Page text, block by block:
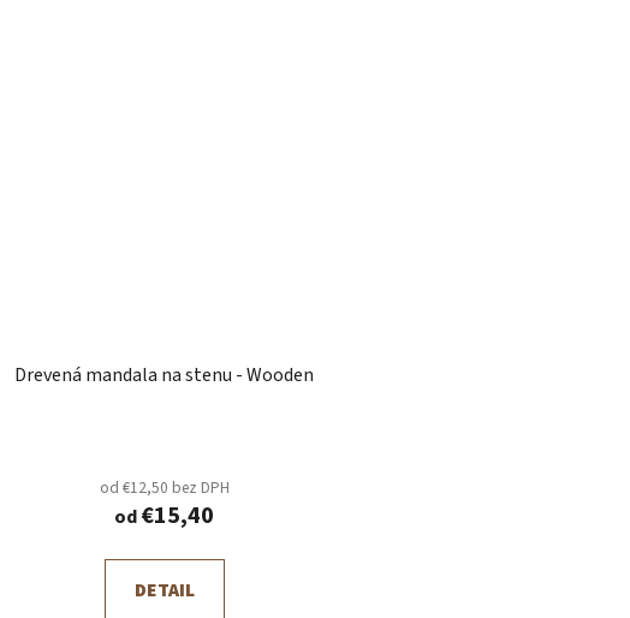
Drevená mandala na stenu - Wooden
od €12,50 bez DPH
od€15,40
DETAIL